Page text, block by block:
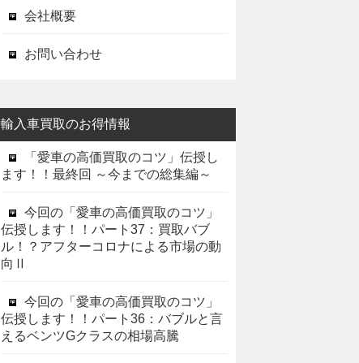
会社概要
お問い合わせ
輸入車買取のお得情報
「愛車の高価買取のコツ」伝授し
ます！！最終回 ～今までの総集編～
今回の「愛車の高価買取のコツ」
伝授します！！パート37：買取バブ
ル！？アフターコロナによる市場の動
向Ⅱ
今回の「愛車の高価買取のコツ」
伝授します！！パート36：バブルと言
えるベンツGクラスの相場高騰